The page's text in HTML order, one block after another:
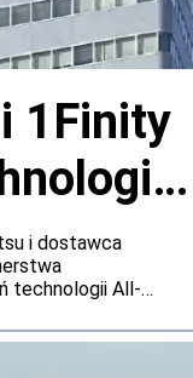
1Finity
i dostawca
technologii All-